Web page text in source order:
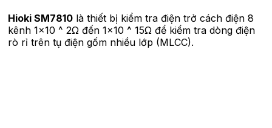
Hioki SM7810 là thiết bị kiểm tra điện trở cách điện 8
kênh 1×10 ^ 2Ω đến 1×10 ^ 15Ω để kiểm tra dòng điện
rò rỉ trên tụ điện gốm nhiều lớp (MLCC).